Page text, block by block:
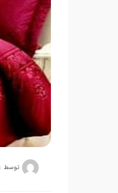
توسط :